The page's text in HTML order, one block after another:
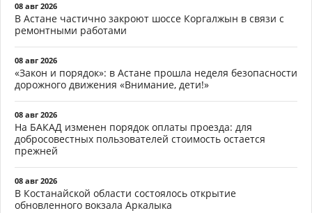
08 авг 2026
В Астане частично закроют шоссе Коргалжын в связи с
ремонтными работами
08 авг 2026
«Закон и порядок»: в Астане прошла неделя безопасности
дорожного движения «Внимание, дети!»
08 авг 2026
На БАКАД изменен порядок оплаты проезда: для
добросовестных пользователей стоимость остается
прежней
08 авг 2026
В Костанайской области состоялось открытие
обновленного вокзала Аркалыка